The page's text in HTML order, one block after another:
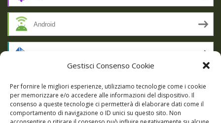
Gestisci Consenso Cookie
Per fornire le migliori esperienze, utilizziamo tecnologie come i cookie
per memorizzare e/o accedere alle informazioni del dispositivo. Il
consenso a queste tecnologie ci permetterà di elaborare dati come il
comportamento di navigazione o ID unici su questo sito. Non
Android
RSS
SSL SECURE